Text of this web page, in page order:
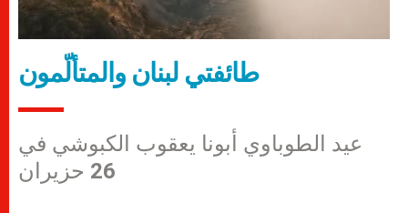
طائفتي لبنان والمتألّمون
عيد الطوباوي أبونا يعقوب الكبوشي في
26 حزيران